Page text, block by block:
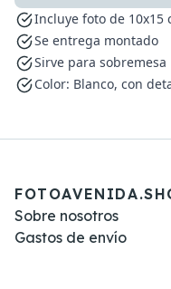
Incluye foto de 10x15
Se entrega montado
Sirve para sobremesa
Color: Blanco, con
Sobre nosotros
Gastos de envío